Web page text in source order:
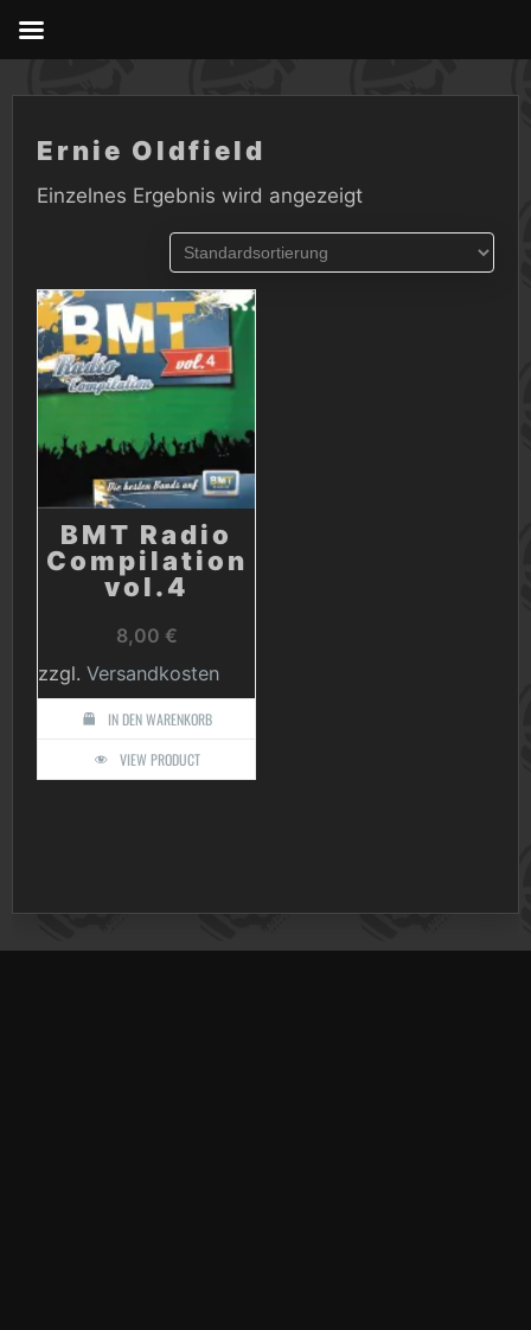
Ernie Oldfield
Einzelnes Ergebnis wird angezeigt
BMT Radio
Compilation
vol.4
8,00 €
zzgl. Versandkosten
IN DEN WARENKORB
VIEW PRODUCT